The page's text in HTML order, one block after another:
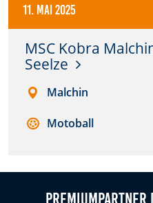
11. Mai 2025
MSC Kobra
Seelze
Malchin
Motoball
Premiumpartner
Cookie Consent
Name:
DMSB
Dieser Cookie speichert